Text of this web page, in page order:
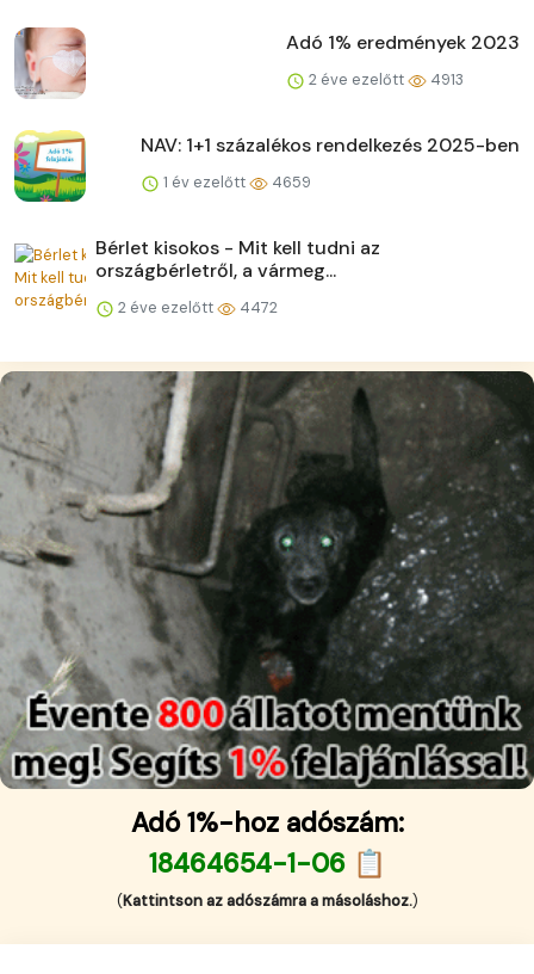
Adó 1% eredmények 2023
2 éve ezelőtt 4913
NAV: 1+1 százalékos rendelkezés 2025-ben
1 év ezelőtt 4659
Bérlet kisokos - Mit kell tudni az
országbérletről, a vármeg...
2 éve ezelőtt 4472
Adó 1%-hoz adószám:
18464654-1-06 📋
(Kattintson az adószámra a másoláshoz.)